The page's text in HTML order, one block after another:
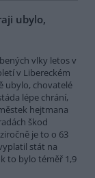
ubylo,
vlky letos v
v Libereckém
ubylo, chovatelé
lépe chrání,
hejtmana
škod
je to o 63
stát na
to bylo téměř 1,9